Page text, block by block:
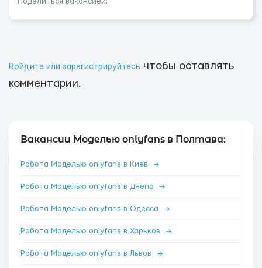
Войдите или зарегистрируйтесь чтобы оставлять
комментарии.
Вакансии Моделью onlyfans в Полтава:
Работа Моделью onlyfans в Киев →
Работа Моделью onlyfans в Днепр →
Работа Моделью onlyfans в Одесса →
Работа Моделью onlyfans в Харьков →
Работа Моделью onlyfans в Львов →